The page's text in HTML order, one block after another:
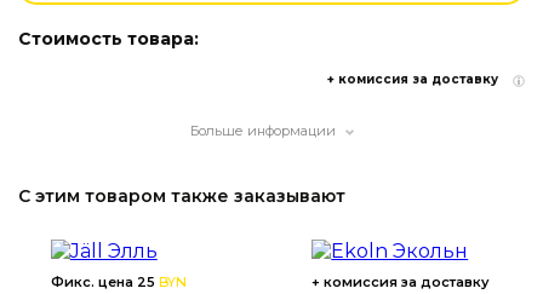
Стоимость товара:
+ комиссия за доставку
Больше информации
С этим товаром также заказывают
Фикс. цена 25 BYN + комиссия за доставку